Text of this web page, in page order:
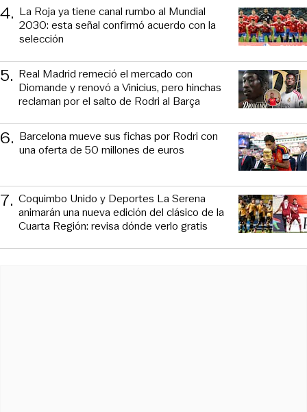
4. La Roja ya tiene canal rumbo al Mundial
2030: esta señal confirmó acuerdo con la
selección
5. Real Madrid remeció el mercado con
Diomande y renovó a Vinicius, pero hinchas
reclaman por el salto de Rodri al Barça
6. Barcelona mueve sus fichas por Rodri con
una oferta de 50 millones de euros
7. Coquimbo Unido y Deportes La Serena
animarán una nueva edición del clásico de la
Cuarta Región: revisa dónde verlo gratis